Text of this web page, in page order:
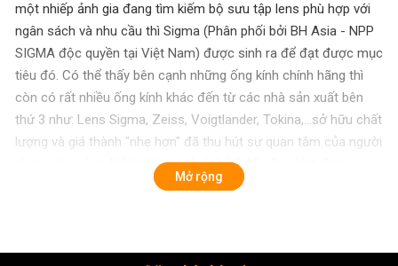
một nhiếp ảnh gia đang tìm kiếm bộ sưu tập lens phù hợp với
ngân sách và nhu cầu thì Sigma (Phân phối bởi BH Asia - NPP
SIGMA độc quyền tại Việt Nam) được sinh ra để đạt được mục
tiêu đó. Có thể thấy bên cạnh những ống kính chính hãng thì
còn có rất nhiều ống kính khác đến từ các nhà sản xuất bên
thứ 3 như: Lens Sigma, Zeiss, Voigtlander, Tokina,...sở hữu chất
lượng và giá thành "nhẹ hơn" đã thu hút sự quan tâm của người
chơi ngành ảnh. Nổi bật hơn cả phải kể đến ống kính Sigma -
Với độ phủ sản phẩm rộng rãi toàn cầu, có chất lượng vượt
Sigma Việt Nam (BH Asia - Nhà phân phối SIGMA độc quyền
Mở rộng